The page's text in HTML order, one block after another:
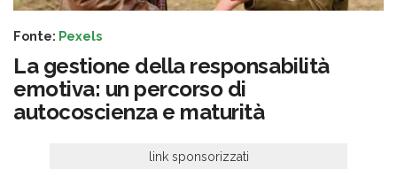
Fonte: Pexels
La gestione della responsabilità
emotiva: un percorso di
autocoscienza e maturità